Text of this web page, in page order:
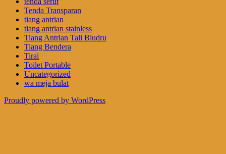
Tenda Transparan
tiang antrian
tiang antrian stainless
Tiang Antrian Tali Bludru
Tiang Bendera
Tirai
Toilet Portable
Uncategorized
wa meja bulat
Proudly powered by WordPress